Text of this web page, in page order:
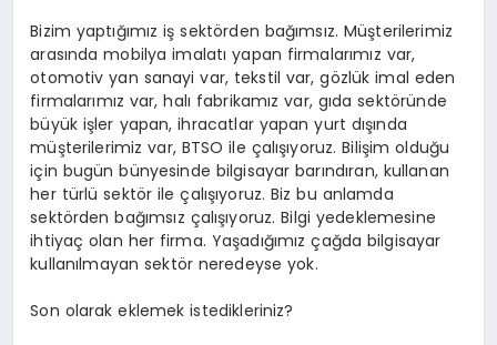
Bizim yaptığımız iş sektörden bağımsız. Müşterilerimiz
arasında mobilya imalatı yapan firmalarımız var,
otomotiv yan sanayi var, tekstil var, gözlük imal eden
firmalarımız var, halı fabrikamız var, gıda sektöründe
büyük işler yapan, ihracatlar yapan yurt dışında
müşterilerimiz var, BTSO ile çalışıyoruz. Bilişim olduğu
için bugün bünyesinde bilgisayar barındıran, kullanan
her türlü sektör ile çalışıyoruz. Biz bu anlamda
sektörden bağımsız çalışıyoruz. Bilgi yedeklemesine
ihtiyaç olan her firma. Yaşadığımız çağda bilgisayar
kullanılmayan sektör neredeyse yok.
Son olarak eklemek istedikleriniz?